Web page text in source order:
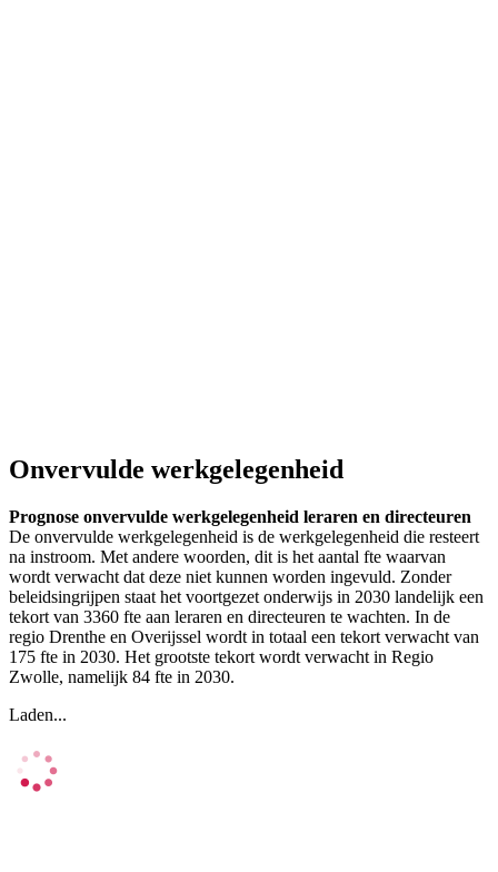
Onvervulde werkgelegenheid
Prognose onvervulde werkgelegenheid leraren en directeuren
De onvervulde werkgelegenheid is de werkgelegenheid die resteert
na instroom. Met andere woorden, dit is het aantal fte waarvan
wordt verwacht dat deze niet kunnen worden ingevuld. Zonder
beleidsingrijpen staat het voortgezet onderwijs in 2030 landelijk een
tekort van 3360 fte aan leraren en directeuren te wachten. In de
regio Drenthe en Overijssel wordt in totaal een tekort verwacht van
175 fte in 2030. Het grootste tekort wordt verwacht in Regio
Zwolle, namelijk 84 fte in 2030.
Laden...